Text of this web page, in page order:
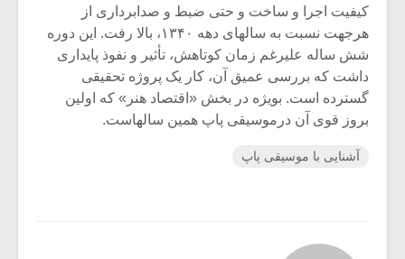
کیفیت اجرا و ساخت و حتی ضبط و صدابرداری از
هرجهت نسبت به سالهای دهه ۱۳۴۰، بالا رفت. این دوره
شش ساله علیرغم زمان کوتاهش، تأثیر و نفوذ پایداری
داشت که بررسی عمیق آن، کار یک پروژه تحقیقی
گسترده است. بویژه در بخش «اقتصاد هنر» که اولین
بروز قوی آن درموسیقی پاپ همین سالهاست.
آشنایی با موسیقی پاپ